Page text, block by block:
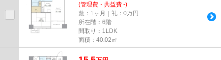
(管理費・共益費 -)
敷：1ヶ月｜礼：0万円
所在階：6階
間取り：1LDK
面積：40.02㎡